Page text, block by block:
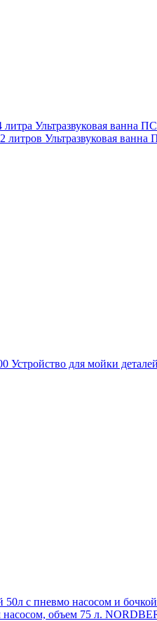
литра Ультразвуковая ванна
литров Ультразвуковая ванна
Устройство для мойки
50л с пневмо насосом и
насосом, объем 75 л.